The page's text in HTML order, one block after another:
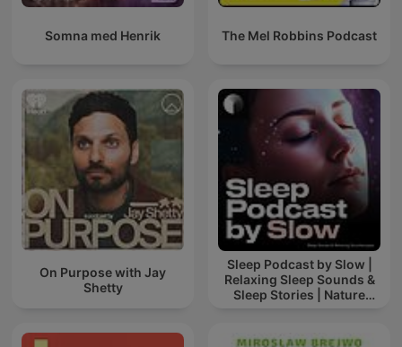
Somna med Henrik The Mel Robbins Podcast
On Purpose with Jay
Shetty
Sleep Podcast by Slow |
Relaxing Sleep Sounds &
Sleep Stories | Nature